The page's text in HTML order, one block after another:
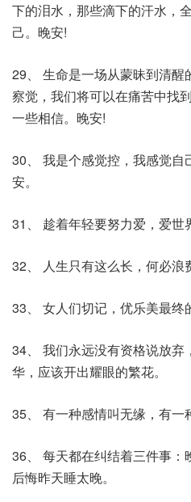
下的泪水，那些滴下的汗水，
己。晚安!
29、 生命是一场从蒙昧到清
察觉，我们将可以在痛苦中找
一些相信。晚安!
30、 我是个感觉控，我感觉
安。
31、 趁着年轻要努力爱，爱世
32、 人生只有这么长，何必浪
33、 女人们切记，优乐美最终
34、 我们永远没有资格说放
华，应该开出耀眼的繁花。
35、 有一种感情叫无缘，有一
36、 每天都在纠结着三件事：
后悔昨天睡太晚。